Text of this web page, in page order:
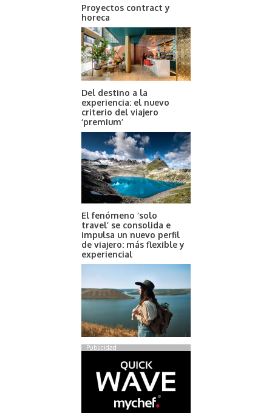
Proyectos contract y
horeca
Del destino a la
experiencia: el nuevo
criterio del viajero
‘premium’
El fenómeno ‘solo
travel’ se consolida e
impulsa un nuevo perfil
de viajero: más flexible y
experiencial
Publicidad